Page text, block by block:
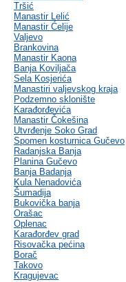
Tršić
Manastir Lelić
Manastir Ćelije
Valjevo
Brankovina
Manastir Kaona
Banja Koviljača
Sela Kosjerića
Manastiri valjevskog kraja
Podzemno sklonište
Karađorđevića
Manastir Čokešina
Utvrđenje Soko Grad
Spomen kosturnica Gučevo
Radanjska Banja
Planina Gučevo
Banja Badanja
Kula Nenadovića
Šumadija
Bukovička banja
Orašac
Oplenac
Karađorđev grad
Risovačka pećina
Borač
Takovo
Kragujevac